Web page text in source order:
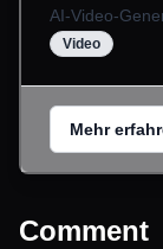
AI-Video-
Video
Mehr
Comment